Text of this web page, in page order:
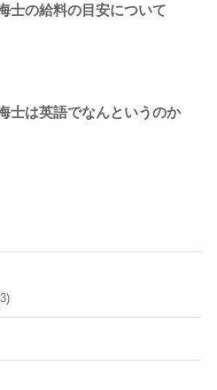
士の給料の目安について
士は英語でなんというのか